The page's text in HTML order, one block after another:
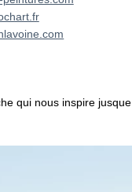
qui nous inspire jusque